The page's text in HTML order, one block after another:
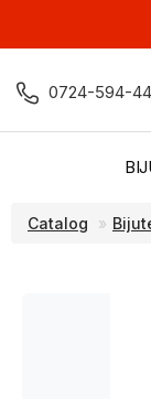
0724-594-
Catalog